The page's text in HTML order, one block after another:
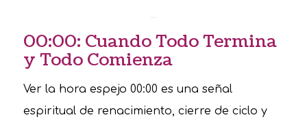
00:00: Cuando Todo Termina
y Todo Comienza
Ver la hora espejo 00:00 es una señal
espiritual de renacimiento, cierre de ciclo y